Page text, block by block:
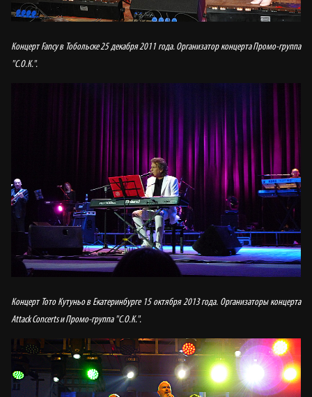
Концерт Fancy в Тобольске 25 декабря 2011 года. Организатор концерта Промо-группа
"С.О.К.".
Концерт Тото Кутуньо в Екатеринбурге 15 октября 2013 года. Организаторы концерта
Attack Concerts и Промо-группа "С.О.К.".